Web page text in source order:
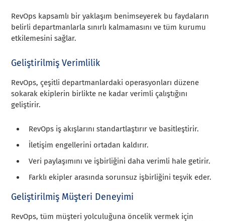
RevOps kapsamlı bir yaklaşım benimseyerek bu faydaların
belirli departmanlarla sınırlı kalmamasını ve tüm kurumu
etkilemesini sağlar.
Geliştirilmiş Verimlilik
RevOps, çeşitli departmanlardaki operasyonları düzene
sokarak ekiplerin birlikte ne kadar verimli çalıştığını
geliştirir.
RevOps iş akışlarını standartlaştırır ve basitleştirir.
İletişim engellerini ortadan kaldırır.
Veri paylaşımını ve işbirliğini daha verimli hale getirir.
Farklı ekipler arasında sorunsuz işbirliğini teşvik eder.
Geliştirilmiş Müşteri Deneyimi
RevOps, tüm müşteri yolculuğuna öncelik vermek için